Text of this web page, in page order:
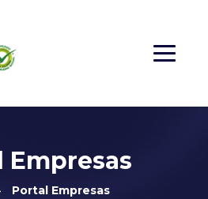
Empresas
Portal Empresas